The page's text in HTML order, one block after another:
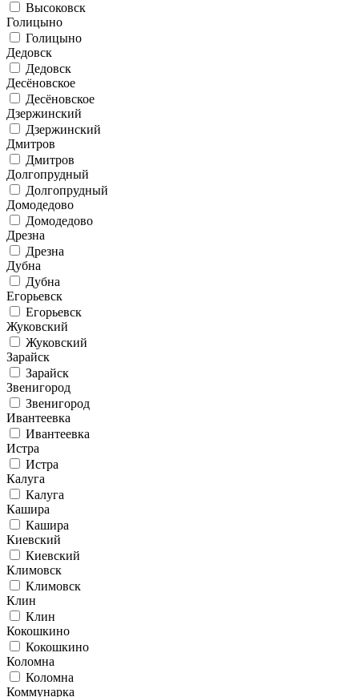
Высоковск
Голицыно
Голицыно
Дедовск
Дедовск
Десёновское
Десёновское
Дзержинский
Дзержинский
Дмитров
Дмитров
Долгопрудный
Долгопрудный
Домодедово
Домодедово
Дрезна
Дрезна
Дубна
Дубна
Егорьевск
Егорьевск
Жуковский
Жуковский
Зарайск
Зарайск
Звенигород
Звенигород
Ивантеевка
Ивантеевка
Истра
Истра
Калуга
Калуга
Кашира
Кашира
Киевский
Киевский
Климовск
Климовск
Клин
Клин
Кокошкино
Кокошкино
Коломна
Коломна
Коммунарка